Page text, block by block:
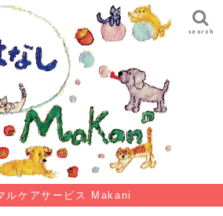
search
ルケアサービス Makani